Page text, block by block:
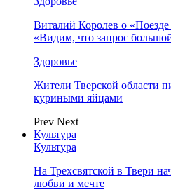
Виталий Королев о
«Видим, что запрос
Здоровье
Жители Тверской области
куриными яйцами
Prev Next
Культура
Культура
На Трехсвятской в Твери
любви и мечте